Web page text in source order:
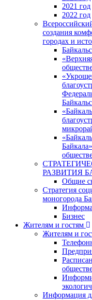
2021 год
2022 год
создания
городах и
РАЗВИТИЯ
Общие
Стратегия
моногорода
Бизнес
Жителям и гостям
Жителям и
Информация